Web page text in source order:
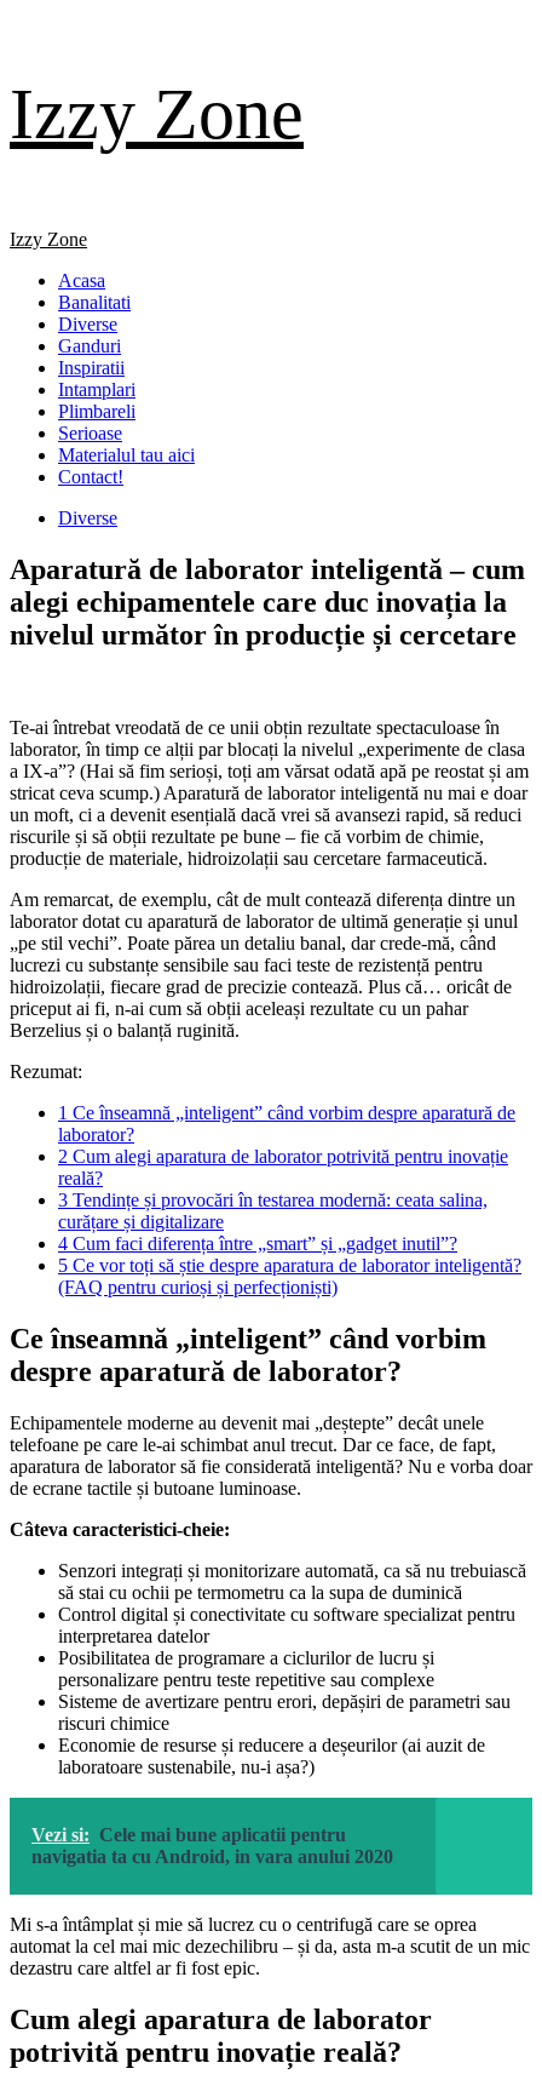
content
Izzy Zone
Primary
Izzy Zone
Acasa
Banalitati
Diverse
Ganduri
Inspiratii
Intamplari
Plimbareli
Serioase
Materialul tau aici
Contact!
Diverse
Aparatură de laborator inteligentă – cum
alegi echipamentele care duc inovația la
nivelul următor în producție și cercetare
Te-ai întrebat vreodată de ce unii obțin rezultate spectaculoase în
laborator, în timp ce alții par blocați la nivelul „experimente de clasa
a IX-a”? (Hai să fim serioși, toți am vărsat odată apă pe reostat și am
stricat ceva scump.) Aparatură de laborator inteligentă nu mai e doar
un moft, ci a devenit esențială dacă vrei să avansezi rapid, să reduci
riscurile și să obții rezultate pe bune – fie că vorbim de chimie,
producție de materiale, hidroizolații sau cercetare farmaceutică.
Am remarcat, de exemplu, cât de mult contează diferența dintre un
laborator dotat cu aparatură de laborator de ultimă generație și unul
„pe stil vechi”. Poate părea un detaliu banal, dar crede-mă, când
lucrezi cu substanțe sensibile sau faci teste de rezistență pentru
hidroizolații, fiecare grad de precizie contează. Plus că… oricât de
priceput ai fi, n-ai cum să obții aceleași rezultate cu un pahar
Berzelius și o balanță ruginită.
Rezumat:
1 Ce înseamnă „inteligent” când vorbim despre aparatură de
laborator?
2 Cum alegi aparatura de laborator potrivită pentru inovație
reală?
3 Tendințe și provocări în testarea modernă: ceata salina,
curățare și digitalizare
4 Cum faci diferența între „smart” și „gadget inutil”?
5 Ce vor toți să știe despre aparatura de laborator inteligentă?
(FAQ pentru curioși și perfecționiști)
Ce înseamnă „inteligent” când vorbim
despre aparatură de laborator?
Echipamentele moderne au devenit mai „deștepte” decât unele
telefoane pe care le-ai schimbat anul trecut. Dar ce face, de fapt,
aparatura de laborator să fie considerată inteligentă? Nu e vorba doar
de ecrane tactile și butoane luminoase.
Câteva caracteristici-cheie:
Senzori integrați și monitorizare automată, ca să nu trebuiască
să stai cu ochii pe termometru ca la supa de duminică
Control digital și conectivitate cu software specializat pentru
interpretarea datelor
Posibilitatea de programare a ciclurilor de lucru și
personalizare pentru teste repetitive sau complexe
Sisteme de avertizare pentru erori, depășiri de parametri sau
riscuri chimice
Economie de resurse și reducere a deșeurilor (ai auzit de
laboratoare sustenabile, nu-i așa?)
Vezi si: Cele mai bune aplicatii pentru
navigatia ta cu Android, in vara anului 2020
Mi s-a întâmplat și mie să lucrez cu o centrifugă care se oprea
automat la cel mai mic dezechilibru – și da, asta m-a scutit de un mic
dezastru care altfel ar fi fost epic.
Cum alegi aparatura de laborator
potrivită pentru inovație reală?